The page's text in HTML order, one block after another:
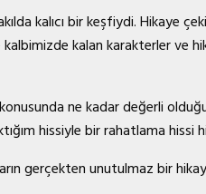
kalıcı bir keşfiydi. Hikaye
kalan karakterler ve
ne kadar değerli
hissiyle bir rahatlama hissi
gerçekten unutulmaz bir